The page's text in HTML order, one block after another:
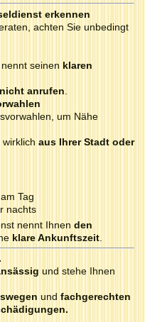
erkennen
achten Sie unbedingt
seinen klaren
nicht anrufen
um Nähe
aus Ihrer Stadt oder
Tag
nachts
nennt Ihnen den
klare Ankunftszeit
und stehe Ihnen
und fachgerechten